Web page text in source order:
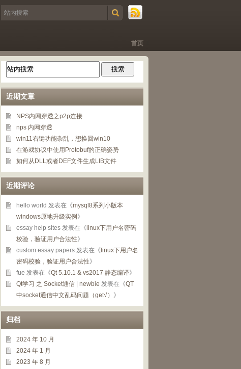
首页
近期文章
NPS内网穿透之p2p连接
nps 内网穿透
win11右键功能杂乱，想换回win10
在游戏协议中使用Protobuf的正确姿势
如何从DLL或者DEF文件生成LIB文件
近期评论
hello world 发表在《mysql8系列小版本
windows原地升级实例 》
essay help sites 发表在《 linux下用户名密码
校验，验证用户合法性》
custom essay papers 发表在《 linux下用户名
密码校验，验证用户合法性》
fue 发表在《Qt 5.10.1 & vs2017 静态编译》
Qt学习 之 Socket通信 | newbie 发表在《QT
中socket通信中文乱码问题（get√） 》
归档
2024 年 10 月
2024 年 1 月
2023 年 8 月